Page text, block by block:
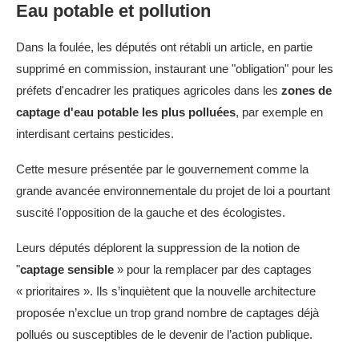
Eau potable et pollution
Dans la foulée, les députés ont rétabli un article, en partie
supprimé en commission, instaurant une "obligation" pour les
préfets d'encadrer les pratiques agricoles dans les zones de
captage d'eau potable les plus polluées, par exemple en
interdisant certains pesticides.
Cette mesure présentée par le gouvernement comme la
grande avancée environnementale du projet de loi a pourtant
suscité l'opposition de la gauche et des écologistes.
Leurs députés déplorent la suppression de la notion de
"captage sensible » pour la remplacer par des captages
« prioritaires ». Ils s’inquiètent que la nouvelle architecture
proposée n’exclue un trop grand nombre de captages déjà
pollués ou susceptibles de le devenir de l’action publique.